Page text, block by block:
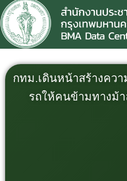
กทม.เดินหน้าสร้างคว
รถให้คนข้ามทางม้